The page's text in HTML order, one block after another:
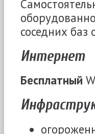
соседних баз
Интернет
Бесплатный